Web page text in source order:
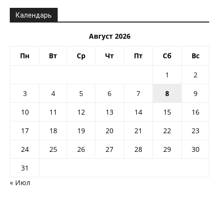
Календарь
Август 2026
Пн Вт Ср Чт Пт Сб Вс
1
2
3
4 5 6 7 8
9
10
11 12 13 14 15
16
17
18 19 20 21 22
23
24
25 26 27 28 29
30
31
« Июл